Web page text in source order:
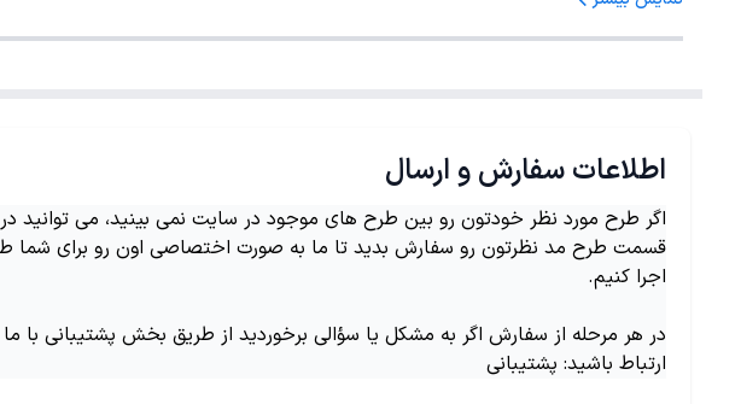
اطلاعات سفارش و ارسال
اگر طرح مورد نظر خودتون رو بین طرح های موجود در سایت نمی بینید، می توانید
قسمت طرح مد نظرتون رو سفارش بدید تا ما به صورت اختصاصی اون رو برای شما
اجرا کنیم.
در هر مرحله از سفارش اگر به مشکل یا سؤالی برخوردید از طریق بخش پشتیبانی با ما
ارتباط باشید: پشتیبانی